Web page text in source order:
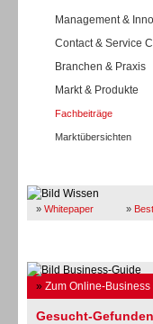
Management &
Contact & Service
Branchen & Praxis
Markt & Produkte
Fachbeiträge
Marktübersichten
» Whitepaper »
» Zum Online-Business
Gesucht-